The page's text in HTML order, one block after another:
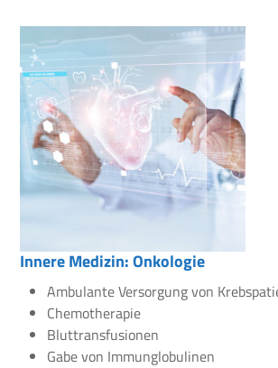
Innere Medizin: Onkologie
Ambulante Versorgung von
Chemotherapie
Bluttransfusionen
Gabe von Immunglobulinen